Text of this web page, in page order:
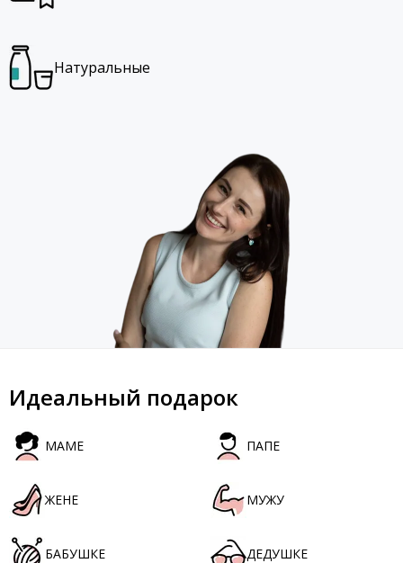
Натуральные
Идеальный подарок
МАМЕ ПАПЕ
ЖЕНЕ МУЖУ
БАБУШКЕ ДЕДУШКЕ